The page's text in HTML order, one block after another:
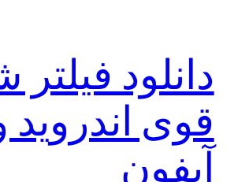
دانلود
قوی اندروید
آیفون